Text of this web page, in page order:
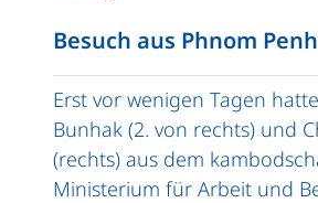
Besuch aus Phnom Penh
Erst vor wenigen Tagen
Bunhak (2. von rechts) und
(rechts) aus dem
Ministerium für Arbeit und